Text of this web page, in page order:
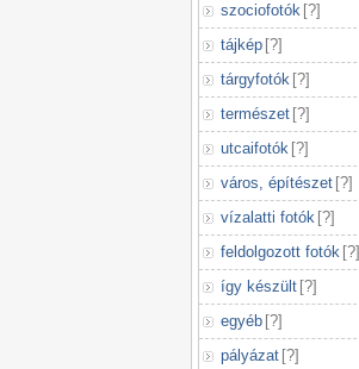
szociofotók [?]
tájkép [?]
tárgyfotók [?]
természet [?]
utcaifotók [?]
város, építészet [?]
vízalatti fotók [?]
feldolgozott fotók [?]
így készült [?]
egyéb [?]
pályázat [?]